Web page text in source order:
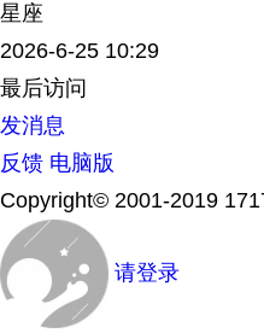
星座
2026-6-25 10:29
最后访问
发消息
反馈 电脑版
Copyright© 2001-2019
请登录